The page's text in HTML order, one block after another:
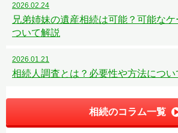
2026.02.24
兄弟姉妹の遺産相続は可能？可能な
ついて解説
2026.01.21
相続人調査とは？必要性や方法につい
相続のコラム一覧